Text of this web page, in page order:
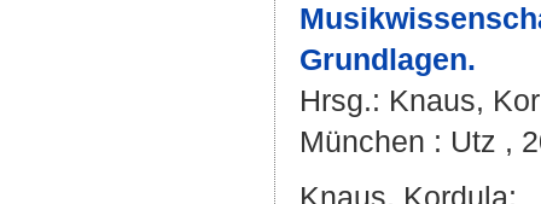
Grundlagen.
Hrsg.: Knaus,
München : Utz ,
Knaus, Kordula: